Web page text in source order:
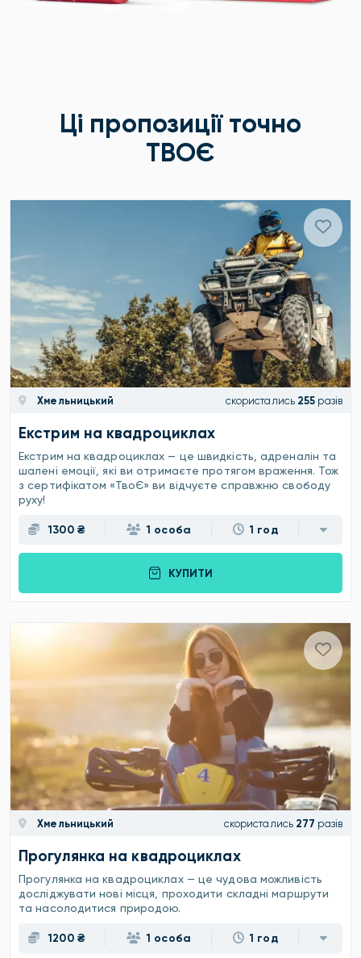
Ці пропозиції точно
ТВОЄ
Хмельницький скористались 255 разів
Екстрим на квадроциклах
Екстрим на квадроциклах — це швидкість, адреналін та
шалені емоції, які ви отримаєте протягом враження. Тож
з сертифікатом «ТвоЄ» ви відчуєте справжню свободу
руху!
1300 ₴ 1 особа 1 год
КУПИТИ
Хмельницький скористались 277 разів
Прогулянка на квадроциклах
Прогулянка на квадроциклах — це чудова можливість
досліджувати нові місця, проходити складні маршрути
та насолодитися природою.
1200 ₴ 1 особа 1 год